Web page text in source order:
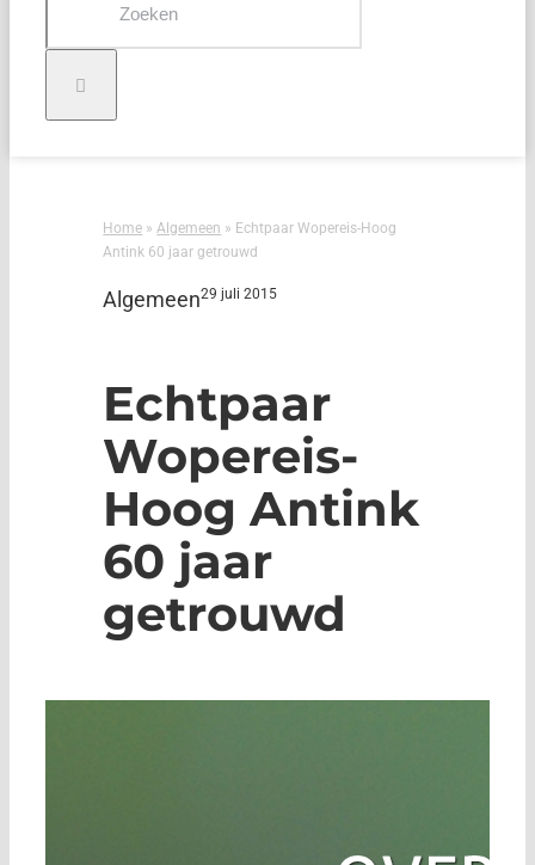
Home »Algemeen » Echtpaar Wopereis-Hoog
Antink 60 jaar getrouwd
Algemeen29 juli 2015
Echtpaar
Wopereis-
Hoog Antink
60 jaar
getrouwd